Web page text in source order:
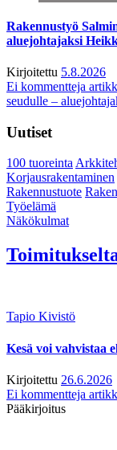
Rakennustyö
aluejohtajaksi
Kirjoitettu 5.8.2026
Ei kommentteja
seudulle –
Uutiset
100 tuoreinta
Korjausrakentaminen
Rakennustuote
Työelämä
Näkökulmat
Tapio Kivistö
Kesä voi vahvistaa
Kirjoitettu 26.6.2026
Ei kommentteja
Pääkirjoitus